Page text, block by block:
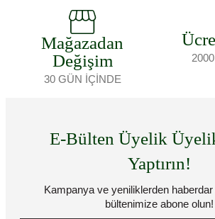
Mağazadan
Değişim
30 GÜN İÇİNDE
E-Bülten Üyelik
Yaptırın!
Kampanya ve yeniliklerden
bültenimize abone olun!